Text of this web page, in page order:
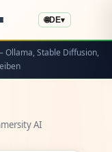
🌐DE▾
Ollama, Stable Diffusion,
AI